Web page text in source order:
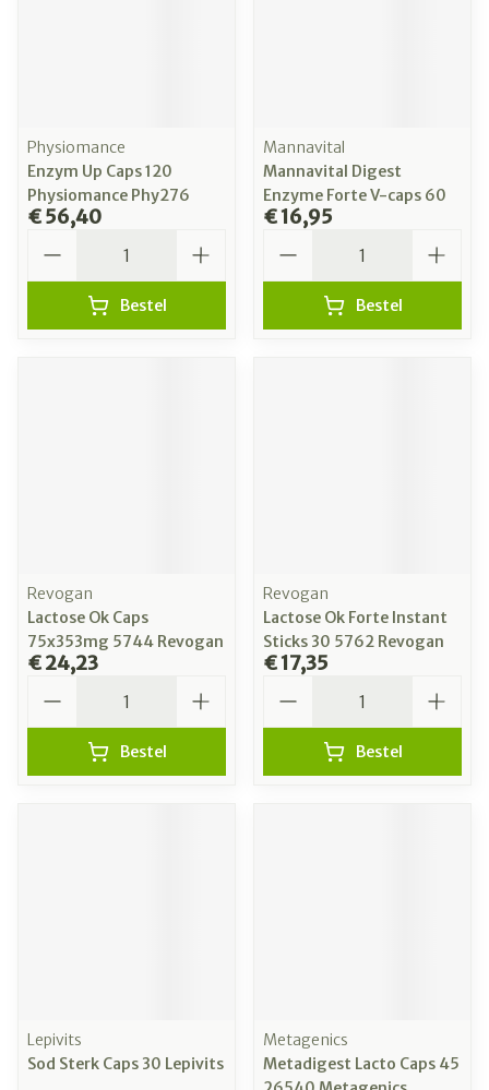
Physiomance
Enzym Up Caps 120
Physiomance Phy276
€ 56,40
Bestel
Mannavital
Mannavital Digest
Enzyme Forte V-caps 60
€ 16,95
Bestel
Revogan
Lactose Ok Caps
75x353mg 5744 Revogan
€ 24,23
Bestel
Revogan
Lactose Ok Forte Instant
Sticks 30 5762 Revogan
€ 17,35
Bestel
Lepivits
Sod Sterk Caps 30 Lepivits
Metagenics
Metadigest Lacto Caps 45